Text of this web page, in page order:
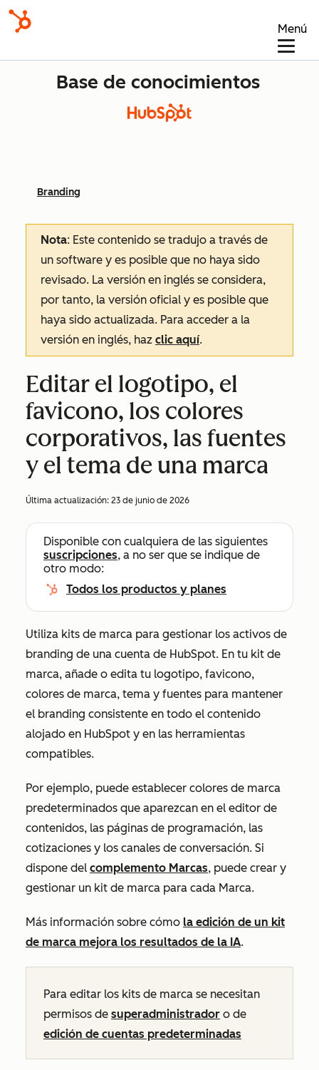
Menú
Base de conocimientos
Branding
Nota: Este contenido se tradujo a través de
un software y es posible que no haya sido
revisado. La versión en inglés se considera,
por tanto, la versión oficial y es posible que
haya sido actualizada. Para acceder a la
versión en inglés, haz clic aquí.
Editar el logotipo, el
favicono, los colores
corporativos, las fuentes
y el tema de una marca
Última actualización: 23 de junio de 2026
Disponible con cualquiera de las siguientes
suscripciones, a no ser que se indique de
otro modo:
Todos los productos y planes
Utiliza kits de marca para gestionar los activos de
branding de una cuenta de HubSpot. En tu kit de
marca, añade o edita tu logotipo, favicono,
colores de marca, tema y fuentes para mantener
el branding consistente en todo el contenido
alojado en HubSpot y en las herramientas
compatibles.
Por ejemplo, puede establecer colores de marca
predeterminados que aparezcan en el editor de
contenidos, las páginas de programación, las
cotizaciones y los canales de conversación. Si
dispone del complemento Marcas, puede crear y
gestionar un kit de marca para cada Marca.
Más información sobre cómo la edición de un kit
de marca mejora los resultados de la IA.
Para editar los kits de marca se necesitan
permisos de superadministrador o de
edición de cuentas predeterminadas